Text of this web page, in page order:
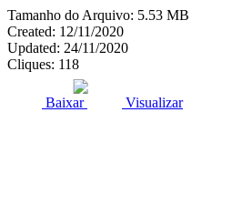
Tamanho do Arquivo: 5.53 MB
Created: 12/11/2020
Updated: 24/11/2020
Cliques: 118
Baixar Visualizar